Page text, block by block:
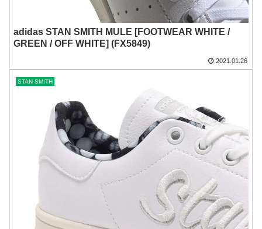
adidas STAN SMITH MULE [FOOTWEAR WHITE /
GREEN / OFF WHITE] (FX5849)
2021.01.26
STAN SMITH